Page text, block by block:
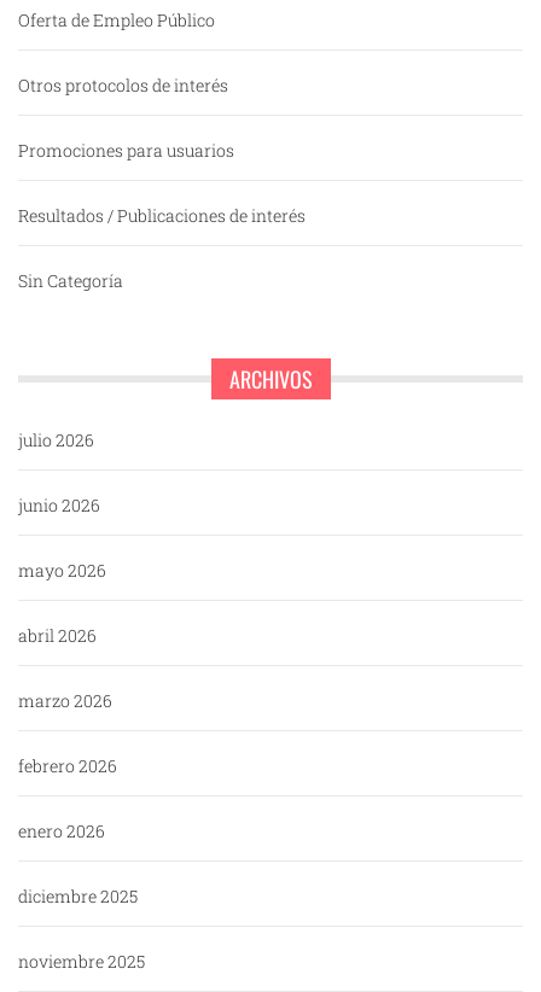
Oferta de Empleo Público
Otros protocolos de interés
Promociones para usuarios
Resultados / Publicaciones de interés
Sin Categoría
ARCHIVOS
julio 2026
junio 2026
mayo 2026
abril 2026
marzo 2026
febrero 2026
enero 2026
diciembre 2025
noviembre 2025